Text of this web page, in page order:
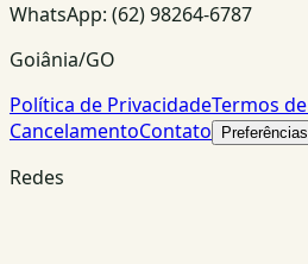
WhatsApp: (62) 98264-6787
Goiânia/GO
Política de PrivacidadeTermos
CancelamentoContato
Redes